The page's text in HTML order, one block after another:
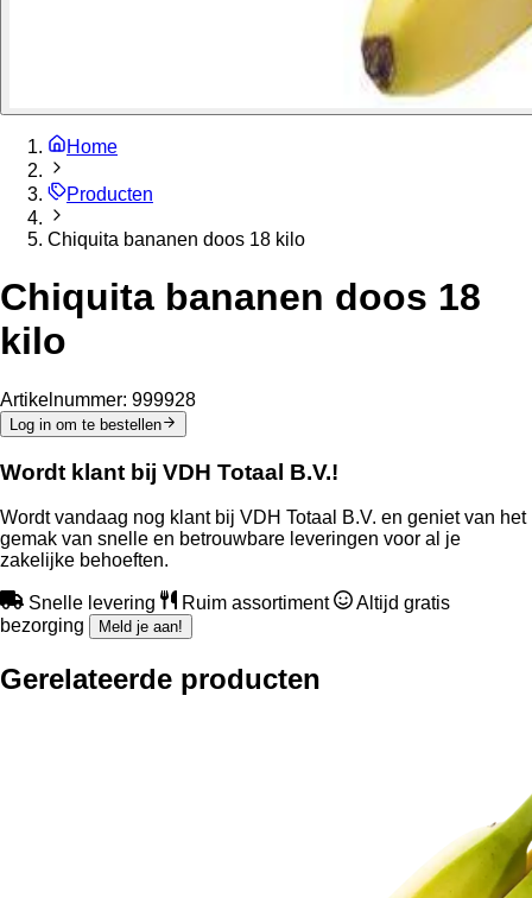
Home
Producten
Chiquita bananen doos 18 kilo
Chiquita bananen doos 18
kilo
Artikelnummer: 999928
Log in om te bestellen
Wordt klant bij VDH Totaal B.V.!
Wordt vandaag nog klant bij VDH Totaal B.V. en geniet van het
gemak van snelle en betrouwbare leveringen voor al je
zakelijke behoeften.
Snelle levering Ruim assortiment
Altijd gratis
bezorging
Meld je aan!
Gerelateerde producten